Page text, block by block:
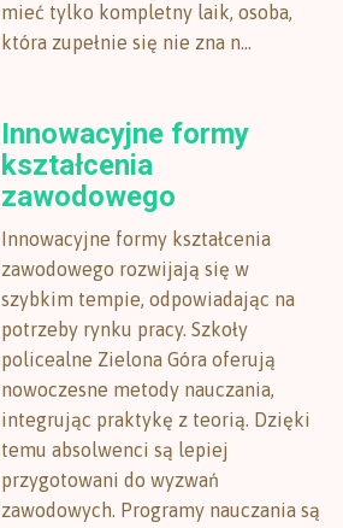
mieć tylko kompletny laik, osoba,
która zupełnie się nie zna n...
Innowacyjne formy
kształcenia
zawodowego
Innowacyjne formy kształcenia
zawodowego rozwijają się w
szybkim tempie, odpowiadając na
potrzeby rynku pracy. Szkoły
policealne Zielona Góra oferują
nowoczesne metody nauczania,
integrując praktykę z teorią. Dzięki
temu absolwenci są lepiej
przygotowani do wyzwań
zawodowych. Programy nauczania są